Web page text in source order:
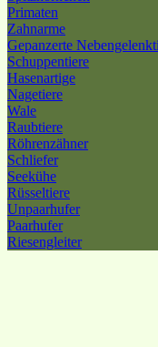
Primaten
Zahnarme
Gepanzerte
Schuppentiere
Hasenartige
Nagetiere
Wale
Raubtiere
Röhrenzähner
Schliefer
Seekühe
Rüsseltiere
Unpaarhufer
Paarhufer
Riesengleiter